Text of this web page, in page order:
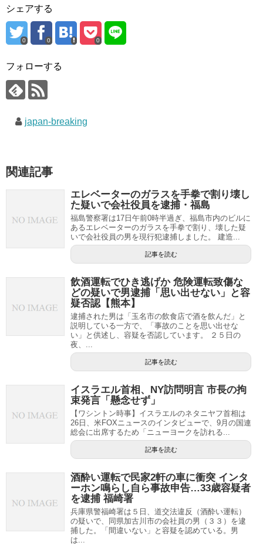
シェアする
0 0 0
フォローする
japan-breaking
関連記事
エレベーターのガラスを手拳で割り壊し
た疑いで会社役員を逮捕・福島
福島警察署は17日午前0時半過ぎ、福島市内のビルに
あるエレベーターのガラスを手拳で割り、壊した疑
いで会社役員の男を現行犯逮捕しました。 建造...
記事を読む
飲酒運転でひき逃げか 危険運転致傷な
どの疑いで男逮捕「思い出せない」と容
疑否認【熊本】
逮捕された男は「玉名市の飲食店で酒を飲んだ」と
説明している一方で、「事故のことを思い出せな
い」と供述し、容疑を否認しています。 ２５日の
夜、...
記事を読む
イスラエル首相、NY訪問明言 市長の拘
束発言「懸念せず」
【ワシントン時事】イスラエルのネタニヤフ首相は
26日、米FOXニュースのインタビューで、9月の国連
総会に出席するため「ニューヨークを訪れる...
記事を読む
酒酔い運転で民家2軒の車に衝突 インタ
ーホン鳴らし自ら事故申告…33歳容疑者
を逮捕 福崎署
兵庫県警福崎署は５日、道交法違反（酒酔い運転）
の疑いで、同県加古川市の会社員の男（３３）を逮
捕した。「間違いない」と容疑を認めている。男
は...